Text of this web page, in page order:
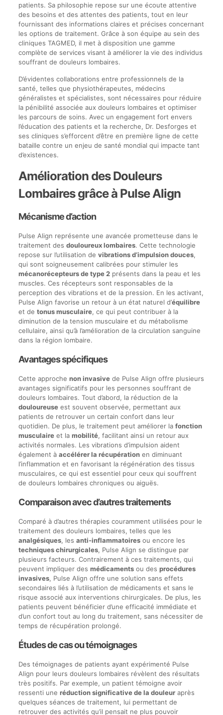
patients. Sa philosophie repose sur une écoute attentive
des besoins et des attentes des patients, tout en leur
fournissant des informations claires et précises concernant
les options de traitement. Grâce à son équipe au sein des
cliniques TAGMED, il met à disposition une gamme
complète de services visant à améliorer la vie des individus
souffrant de douleurs lombaires.
D’évidentes collaborations entre professionnels de la
santé, telles que physiothérapeutes, médecins
généralistes et spécialistes, sont nécessaires pour réduire
la pénibilité associée aux douleurs lombaires et optimiser
les parcours de soins. Avec un engagement fort envers
l’éducation des patients et la recherche, Dr. Desforges et
ses cliniques s’efforcent d’être en première ligne de cette
bataille contre un enjeu de santé mondial qui impacte tant
d’existences.
Amélioration des Douleurs
Lombaires grâce à Pulse Align
Mécanisme d’action
Pulse Align représente une avancée prometteuse dans le
traitement des douloureux lombaires. Cette technologie
repose sur l’utilisation de vibrations d’impulsion douces,
qui sont soigneusement calibrées pour stimuler les
mécanorécepteurs de type 2présents dans la peau et les
muscles. Ces récepteurs sont responsables de la
perception des vibrations et de la pression. En les activant,
Pulse Align favorise un retour à un état naturel d’équilibre
et de tonus musculaire, ce qui peut contribuer à la
diminution de la tension musculaire et du métabolisme
cellulaire, ainsi qu’à l’amélioration de la circulation sanguine
dans la région lombaire.
Avantages spécifiques
Cette approche non invasivede Pulse Align offre plusieurs
avantages significatifs pour les personnes souffrant de
douleurs lombaires. Tout d’abord, la réduction de la
douloureuseest souvent observée, permettant aux
patients de retrouver un certain confort dans leur
quotidien. De plus, le traitement peut améliorer la fonction
musculaireet la mobilité, facilitant ainsi un retour aux
activités normales. Les vibrations d’impulsion aident
également à accélérer la récupérationen diminuant
l’inflammation et en favorisant la régénération des tissus
musculaires, ce qui est essentiel pour ceux qui souffrent
de douleurs lombaires chroniques ou aiguës.
Comparaison avec d’autres traitements
Comparé à d’autres thérapies couramment utilisées pour le
traitement des douleurs lombaires, telles que les
analgésiques, les anti-inflammatoiresou encore les
techniques chirurgicales, Pulse Align se distingue par
plusieurs facteurs. Contrairement à ces traitements, qui
peuvent impliquer des médicamentsou des procédures
invasives, Pulse Align offre une solution sans effets
secondaires liés à l’utilisation de médicaments et sans le
risque associé aux interventions chirurgicales. De plus, les
patients peuvent bénéficier d’une efficacité immédiate et
d’un confort tout au long du traitement, sans nécessiter de
temps de récupération prolongé.
Études de cas ou témoignages
Des témoignages de patients ayant expérimenté Pulse
Align pour leurs douleurs lombaires révèlent des résultats
très positifs. Par exemple, un patient témoigne avoir
ressenti une réduction significative de la douleuraprès
quelques séances de traitement, lui permettant de
retrouver des activités qu’il pensait ne plus pouvoir